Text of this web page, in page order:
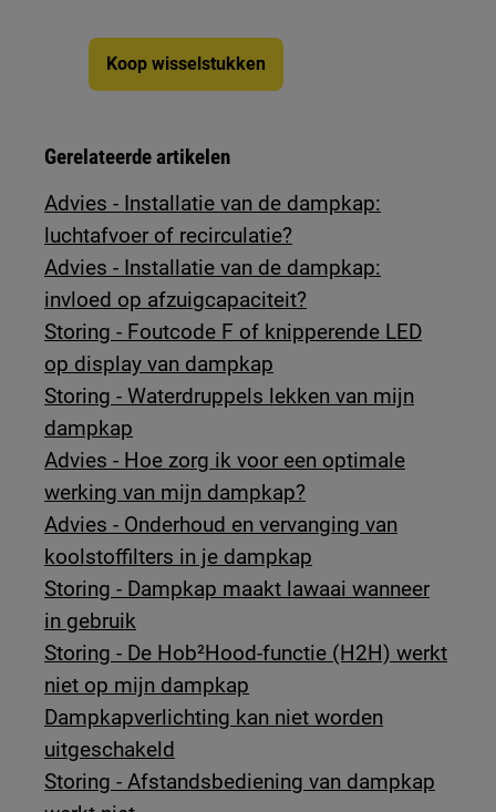
Koop wisselstukken
Gerelateerde artikelen
Advies - Installatie van de dampkap:
luchtafvoer of recirculatie?
Advies - Installatie van de dampkap:
invloed op afzuigcapaciteit?
Storing - Foutcode F of knipperende LED
op display van dampkap
Storing - Waterdruppels lekken van mijn
dampkap
Advies - Hoe zorg ik voor een optimale
werking van mijn dampkap?
Advies - Onderhoud en vervanging van
koolstoffilters in je dampkap
Storing - Dampkap maakt lawaai wanneer
in gebruik
Storing - De Hob²Hood-functie (H2H) werkt
niet op mijn dampkap
Dampkapverlichting kan niet worden
uitgeschakeld
Storing - Afstandsbediening van dampkap